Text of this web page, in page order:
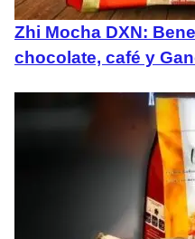
Zhi Mocha DXN:
chocolate, café y